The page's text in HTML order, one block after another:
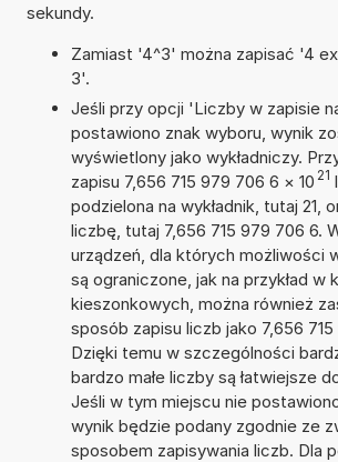
sekundy.
Zamiast '4^3' można zapisać '4
3'.
Jeśli przy opcji 'Liczby w zapisie
postawiono znak wyboru, wynik
wyświetlony jako wykładniczy.
zapisu 7,656 715 979 706 6 × 10 21
podzielona na wykładnik, tutaj 21,
liczbę, tutaj 7,656 715 979 706 6.
urządzeń, dla których możliwości
są ograniczone, jak na przykład w
kieszonkowych, można również
sposób zapisu liczb jako 7,656 715
Dzięki temu w szczególności
bardzo małe liczby są łatwiejsze
Jeśli w tym miejscu nie
wynik będzie podany zgodnie ze
sposobem zapisywania liczb. Dla